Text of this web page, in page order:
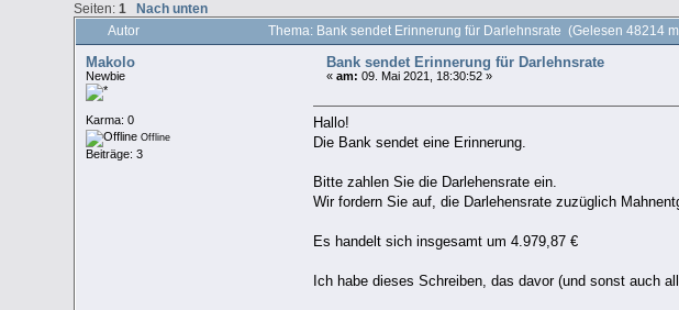
Seiten:1 Nach unten
Autor Thema: Bank sendet Erinnerung für Darlehnsrate (Gelesen 48214
Makolo
Newbie
Karma: 0
Offline
Beiträge: 3
Bank sendet Erinnerung für Darlehnsrate
«am: 09. Mai 2021, 18:30:52 »
Hallo!
Die Bank sendet eine Erinnerung.
Bitte zahlen Sie die Darlehensrate ein.
Wir fordern Sie auf, die Darlehensrate zuzüglich
Es handelt sich insgesamt um 4.979,87 €
Ich habe dieses Schreiben, das davor (und sonst auch